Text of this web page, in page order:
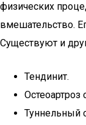
физических
вмешательство.
Существуют и
Тендинит.
Остеоартроз
Туннельный